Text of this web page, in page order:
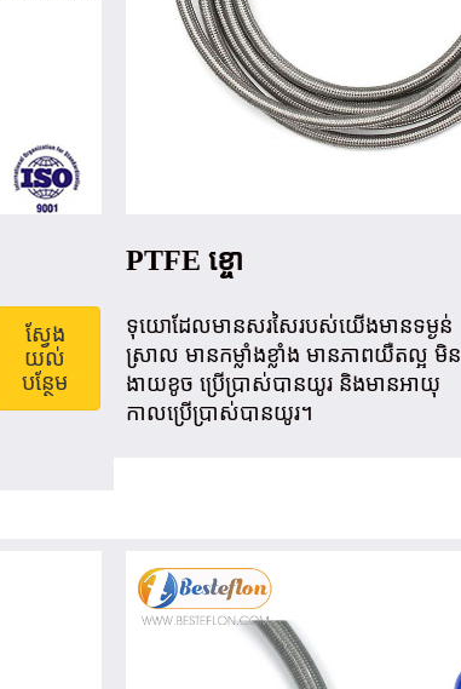
ស្វែង
យល់
បន្ថែម
PTFE ខ្ចោ
ទុយោ​ដែល​មាន​សរសៃ​របស់​យើង​មាន​ទម្ងន់​
ស្រាល មាន​កម្លាំង​ខ្លាំង មាន​ភាព​យឺត​ល្អ មិន​
ងាយ​ខូច ប្រើប្រាស់​បាន​យូរ និង​មាន​អាយុ
កាល​ប្រើប្រាស់​បាន​យូរ។